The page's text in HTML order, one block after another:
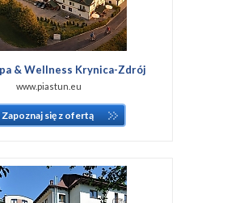
& Wellness Krynica-Zdrój
www.piastun.eu
Zapoznaj się z ofertą